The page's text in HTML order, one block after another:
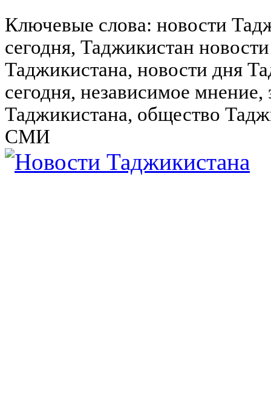
Ключевые слова: новости
сегодня, Таджикистан
Таджикистана, новости дня
сегодня, независимое
Таджикистана, общество
СМИ